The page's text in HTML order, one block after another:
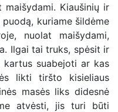
Kiaušinių ir
kuriame šildėme
nuolat maišydami,
Ilgai tai truks, spėsit ir
suabejoti ar kas
likti tiršto kisieliaus
masės liks didesnė
atvėsti, jis turi būti